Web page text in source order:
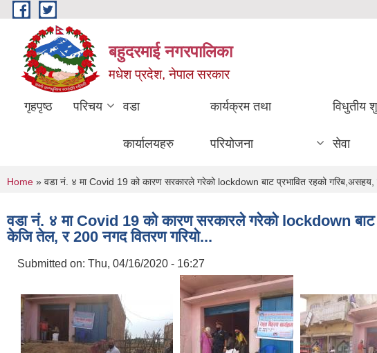
Skip to main content
बहुदरमाई नगरपालिका
मधेश प्रदेश, नेपाल सरकार
गृहपृष्ठ परिचय वडा
कार्यालयहरु
कार्यक्रम तथा
परियोजना
विधुतीय
सेवा
You are here
Home » वडा नं. ४ मा Covid 19 को कारण सरकारले गरेको lockdown बाट प्रभावित रहको
वडा नं. ४ मा Covid 19 को कारण सरकारले गरेको lockdown बाट
केजि तेल, र 200 नगद वितरण गरियो...
Submitted on: Thu, 04/16/2020 - 16:27